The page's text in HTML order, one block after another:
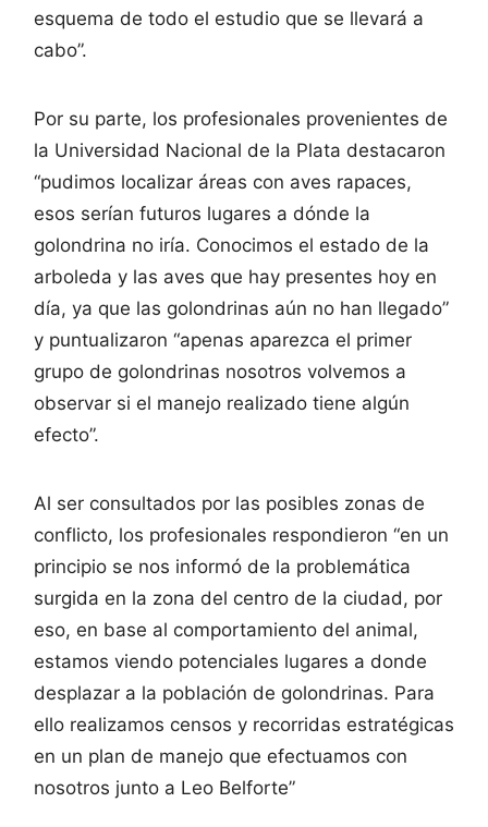
esquema de todo el estudio que se llevará a
cabo”.
Por su parte, los profesionales provenientes de
la Universidad Nacional de la Plata destacaron
“pudimos localizar áreas con aves rapaces,
esos serían futuros lugares a dónde la
golondrina no iría. Conocimos el estado de la
arboleda y las aves que hay presentes hoy en
día, ya que las golondrinas aún no han llegado”
y puntualizaron “apenas aparezca el primer
grupo de golondrinas nosotros volvemos a
observar si el manejo realizado tiene algún
efecto”.
Al ser consultados por las posibles zonas de
conflicto, los profesionales respondieron “en un
principio se nos informó de la problemática
surgida en la zona del centro de la ciudad, por
eso, en base al comportamiento del animal,
estamos viendo potenciales lugares a donde
desplazar a la población de golondrinas. Para
ello realizamos censos y recorridas estratégicas
en un plan de manejo que efectuamos con
nosotros junto a Leo Belforte”